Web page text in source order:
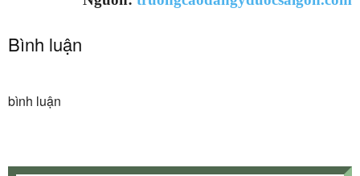
Bình luận
bình luận